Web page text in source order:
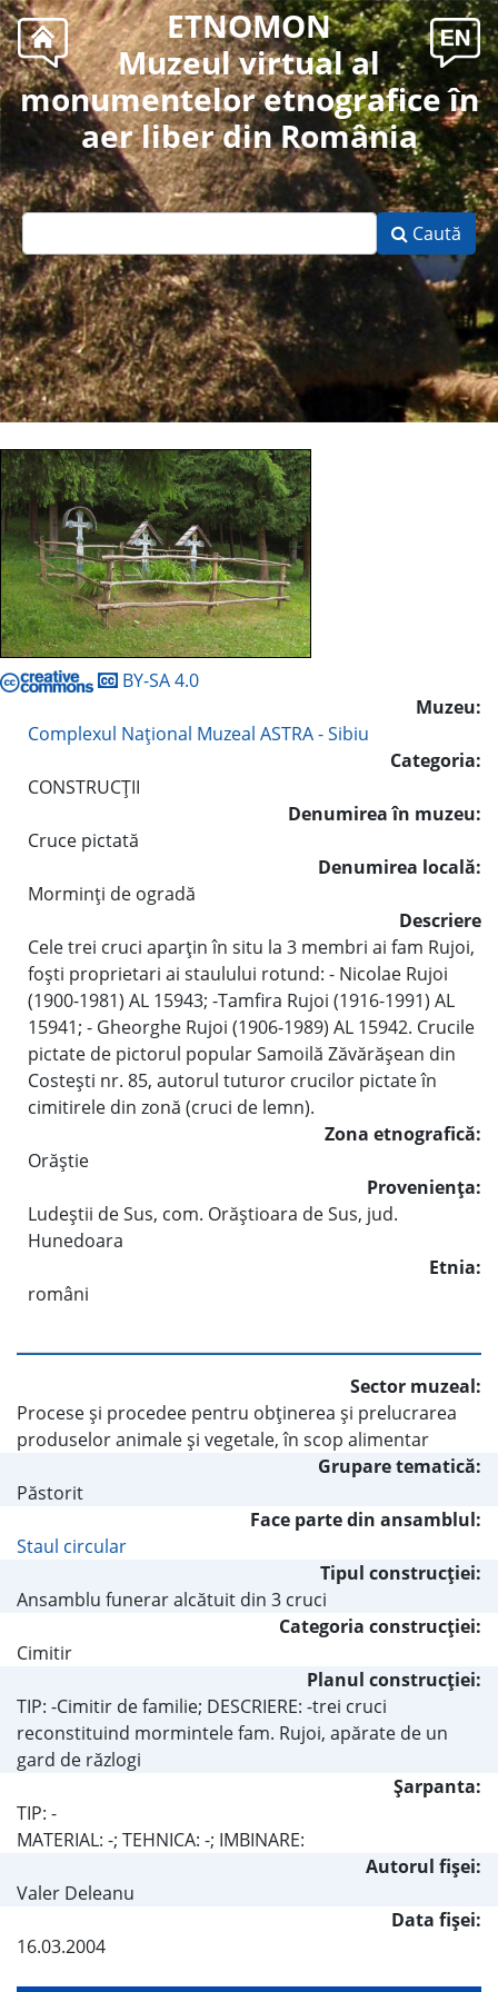
ETNOMON
Muzeul virtual al
monumentelor etnografice în
aer liber din România
Caută
BY-SA 4.0
Muzeu:
Complexul Naţional Muzeal ASTRA - Sibiu
Categoria:
CONSTRUCŢII
Denumirea în muzeu:
Cruce pictată
Denumirea locală:
Morminţi de ogradă
Descriere
Cele trei cruci aparţin în situ la 3 membri ai fam Rujoi,
foşti proprietari ai staulului rotund: - Nicolae Rujoi
(1900-1981) AL 15943; -Tamfira Rujoi (1916-1991) AL
15941; - Gheorghe Rujoi (1906-1989) AL 15942. Crucile
pictate de pictorul popular Samoilă Zăvărăşean din
Costeşti nr. 85, autorul tuturor crucilor pictate în
cimitirele din zonă (cruci de lemn).
Zona etnografică:
Orăştie
Provenienţa:
Ludeştii de Sus, com. Orăştioara de Sus, jud.
Hunedoara
Etnia:
români
Sector muzeal:
Procese şi procedee pentru obţinerea şi prelucrarea
produselor animale şi vegetale, în scop alimentar
Grupare tematică:
Păstorit
Face parte din ansamblul:
Staul circular
Tipul construcţiei:
Ansamblu funerar alcătuit din 3 cruci
Categoria construcţiei:
Cimitir
Planul construcţiei:
TIP: -Cimitir de familie; DESCRIERE: -trei cruci
reconstituind mormintele fam. Rujoi, apărate de un
gard de răzlogi
Şarpanta:
TIP: -
MATERIAL: -; TEHNICA: -; IMBINARE:
Autorul fişei:
Valer Deleanu
Data fișei:
16.03.2004